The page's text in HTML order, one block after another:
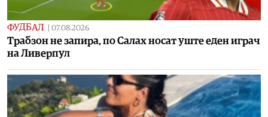
ФУДБАЛ | 07.08.2026
Tрабзон не запира, по Салах носат уште еден играч
на Ливерпул